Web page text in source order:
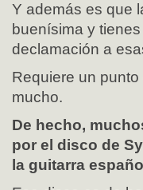
Y además es que
buenísima y
declamación a
Requiere un
mucho.
De hecho,
por el disco de
la guitarra